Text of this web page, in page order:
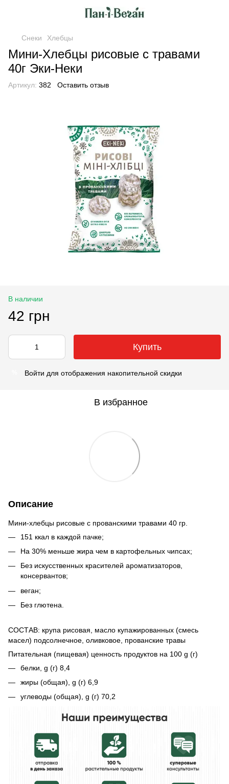
Снеки Хлебцы
Мини-Хлебцы рисовые с травами
40г Эки-Неки
Артикул: 382 Оставить отзыв
В наличии
42 грн
Купить
Войти для отображения накопительной скидки
В избранное
Описание
Мини-хлебцы рисовые с прованскими травами 40 гр.
151 ккал в каждой пачке;
На 30% меньше жира чем в картофельных чипсах;
Без искусственных красителей ароматизаторов,
консервантов;
веган;
Без глютена.
СОСТАВ: крупа рисовая, масло купажированных (смесь
масел) подсолнечное, оливковое, прованские травы
Питательная (пищевая) ценность продуктов на 100 g (г)
белки, g (г) 8,4
жиры (общая), g (г) 6,9
углеводы (общая), g (г) 70,2